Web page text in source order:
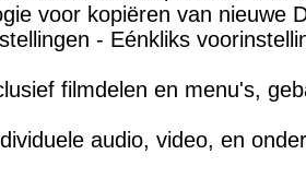
voor kopiëren van nieuwe
- Eénkliks
filmdelen en menu's,
audio, video, en